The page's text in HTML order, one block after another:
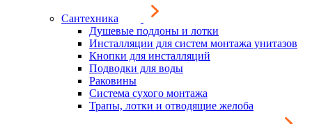
Сантехника
Душевые поддоны и лотки
Инсталляции для систем монтажа унитазов
Кнопки для инсталляций
Подводки для воды
Раковины
Система сухого монтажа
Трапы, лотки и отводящие желоба